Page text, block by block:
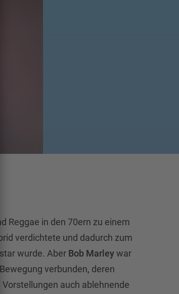
Reggae in den 70ern zu einem
verdichtete und dadurch zum
wurde. Aber Bob Marleywar
verbunden, deren
Vorstellungen auch ablehnende